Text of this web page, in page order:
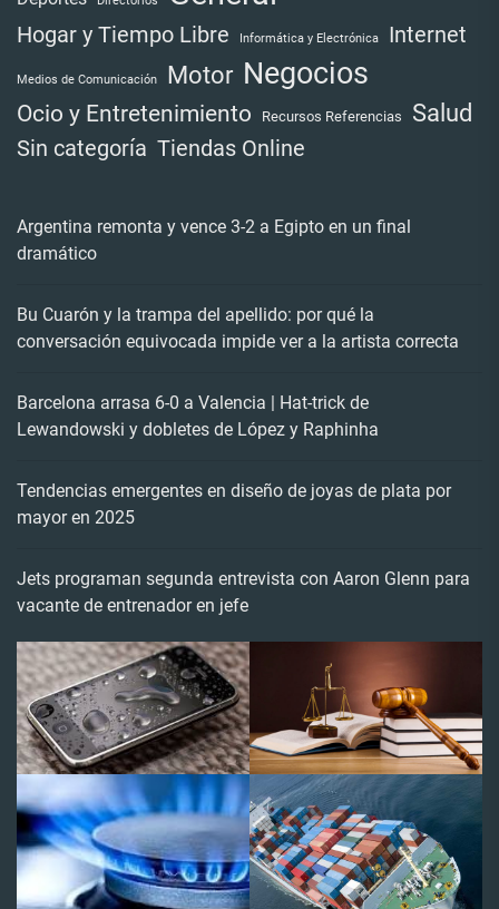
Hogar y Tiempo Libre Informática y Electrónica Internet
Medios de Comunicación Motor Negocios
Ocio y Entretenimiento Recursos Referencias Salud
Sin categoría Tiendas Online
Argentina remonta y vence 3-2 a Egipto en un final
dramático
Bu Cuarón y la trampa del apellido: por qué la
conversación equivocada impide ver a la artista correcta
Barcelona arrasa 6-0 a Valencia | Hat-trick de
Lewandowski y dobletes de López y Raphinha
Tendencias emergentes en diseño de joyas de plata por
mayor en 2025
Jets programan segunda entrevista con Aaron Glenn para
vacante de entrenador en jefe